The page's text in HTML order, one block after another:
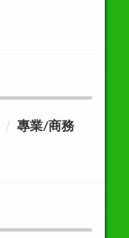
專業/商務